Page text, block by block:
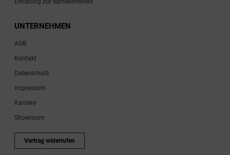
UNTERNEHMEN
AGB
Kontakt
Datenschutz
Impressum
Karriere
Showroom
Vertrag widerrufen